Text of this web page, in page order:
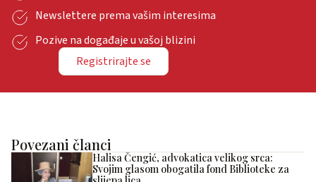
Newslettere prema vašim interesima
Pozive na događaje u vašoj blizini
Registrirajte se
Povezani članci
Halisa Čengić, advokatica velikog srca:
Svojim glasom obogatila fond Biblioteke za